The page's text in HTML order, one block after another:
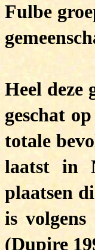
Fulbe
Heel deze
geschat
totale
laatst in
plaatsen
is
(Dupire